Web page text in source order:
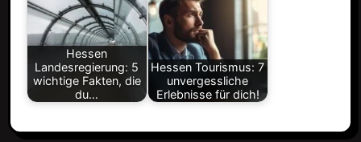
Hessen
Landesregierung: 5
wichtige Fakten, die
du…
Hessen Tourismus: 7
unvergessliche
Erlebnisse für dich!